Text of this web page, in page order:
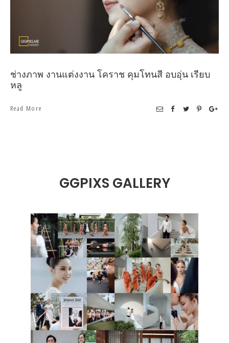
ช่างภาพ งานแต่งงาน โคราช คุมโทนสี อบอุ่น เรียบ
หลู
Read More
GGPIXS GALLERY